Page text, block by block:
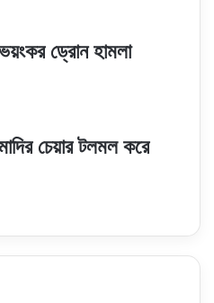
ড্রোন হামলা
চেয়ার টলমল করে